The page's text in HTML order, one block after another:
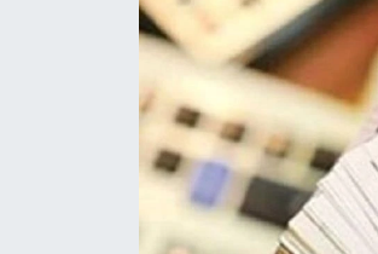
KÜLTÜR SANAT
MAGAZİN